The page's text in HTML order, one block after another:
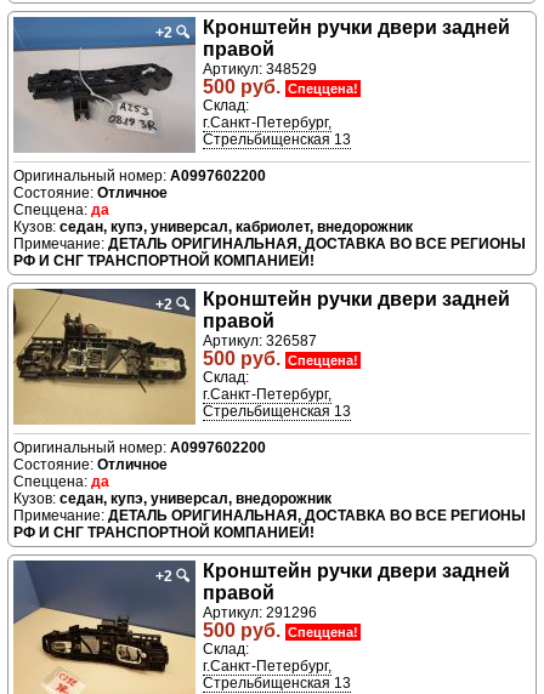
+2 🔍
Кронштейн ручки двери задней
правой
Артикул: 348529
500 руб. Спеццена!
Склад:
г.Санкт-Петербург,
Стрельбищенская 13
A0997602200
Отличное
да
седан, купэ, универсал, кабриолет, внедорожник
ДЕТАЛЬ ОРИГИНАЛЬНАЯ, ДОСТАВКА ВО ВСЕ РЕГИОНЫ
РФ И СНГ ТРАНСПОРТНОЙ КОМПАНИЕЙ!
+2 🔍
Кронштейн ручки двери задней
правой
Артикул: 326587
500 руб. Спеццена!
Склад:
г.Санкт-Петербург,
Стрельбищенская 13
A0997602200
Отличное
да
седан, купэ, универсал, внедорожник
ДЕТАЛЬ ОРИГИНАЛЬНАЯ, ДОСТАВКА ВО ВСЕ РЕГИОНЫ
РФ И СНГ ТРАНСПОРТНОЙ КОМПАНИЕЙ!
+2 🔍
Кронштейн ручки двери задней
правой
Артикул: 291296
500 руб. Спеццена!
Склад:
г.Санкт-Петербург,
Стрельбищенская 13